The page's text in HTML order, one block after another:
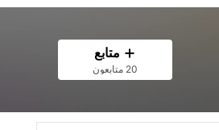
متابع
20 متابعون